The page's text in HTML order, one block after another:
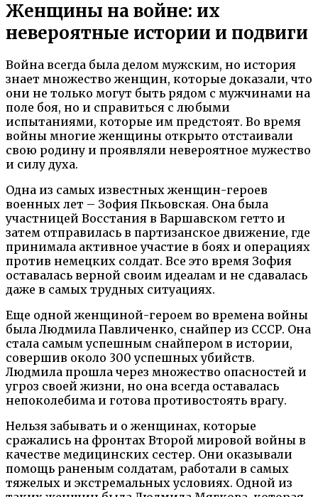
Женщины на войне: их
невероятные истории и подвиги
Война всегда была делом мужским, но история
знает множество женщин, которые доказали, что
они не только могут быть рядом с мужчинами на
поле боя, но и справиться с любыми
испытаниями, которые им предстоят. Во время
войны многие женщины открыто отстаивали
свою родину и проявляли невероятное мужество
и силу духа.
Одна из самых известных женщин-героев
военных лет – Зофия Пкьовская. Она была
участницей Восстания в Варшавском гетто и
затем отправилась в партизанское движение, где
принимала активное участие в боях и операциях
против немецких солдат. Все это время Зофия
оставалась верной своим идеалам и не сдавалась
даже в самых трудных ситуациях.
Еще одной женщиной-героем во времена войны
была Людмила Павличенко, снайпер из СССР. Она
стала самым успешным снайпером в истории,
совершив около 300 успешных убийств.
Людмила прошла через множество опасностей и
угроз своей жизни, но она всегда оставалась
непоколебима и готова противостоять врагу.
Нельзя забывать и о женщинах, которые
сражались на фронтах Второй мировой войны в
качестве медицинских сестер. Они оказывали
помощь раненым солдатам, работали в самых
тяжелых и экстремальных условиях. Одной из